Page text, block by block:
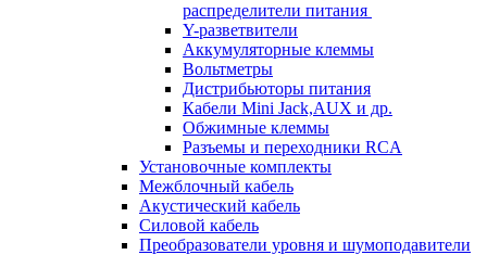
распределители питания
Y-разветвители
Аккумуляторные клеммы
Вольтметры
Дистрибьюторы питания
Кабели Mini Jack,AUX и др.
Обжимные клеммы
Разъемы и переходники RCA
Установочные комплекты
Межблочный кабель
Акустический кабель
Силовой кабель
Преобразователи уровня и шумоподавители